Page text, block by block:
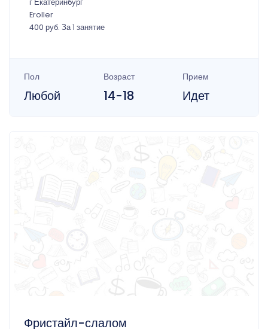
г Екатеринбург
Eroller
400 руб. За 1 занятие
Пол
Любой
Возраст
14-18
Прием
Идет
Фристайл-слалом